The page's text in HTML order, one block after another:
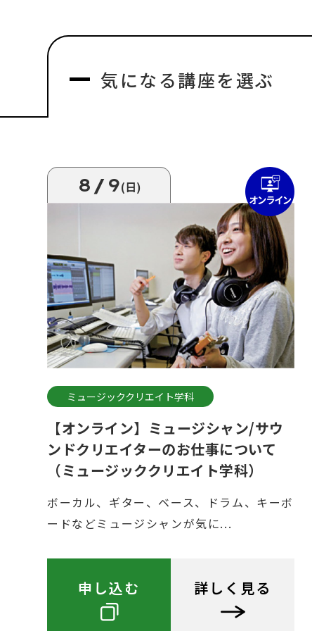
気になる講座を選ぶ
8/9(日)
ミュージッククリエイト学科
【オンライン】ミュージシャン/サウ
ンドクリエイターのお仕事について
（ミュージッククリエイト学科）
ボーカル、ギター、ベース、ドラム、キーボ
ードなどミュージシャンが気に...
申し込む 詳しく見る